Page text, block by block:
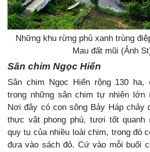
Những khu rừng phủ xanh trùng
Mau đất mũi (Ảnh
Sân chim Ngọc Hiển
Sân chim Ngọc Hiển rộng 130
trong những sân chim tự nhiên lớn
Nơi đây có con sông Bảy Háp chảy
thực vật phong phú, tươi tốt
quy tụ của nhiều loài chim, trong đó
đưa vào sách đỏ. Cứ vào mỗi buổi